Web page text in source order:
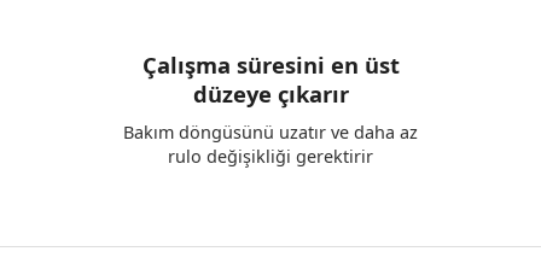
Çalışma süresini en üst
düzeye çıkarır
Bakım döngüsünü uzatır ve daha az
rulo değişikliği gerektirir